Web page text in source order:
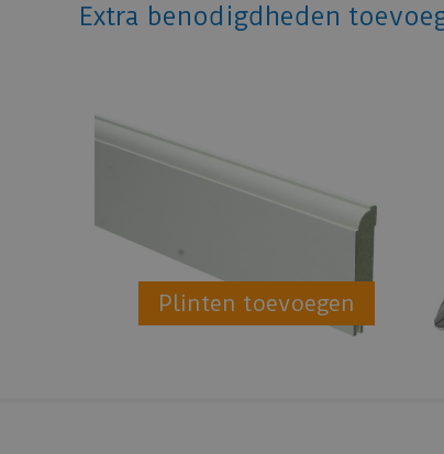
Extra benodigdheden
Plinten toevoegen